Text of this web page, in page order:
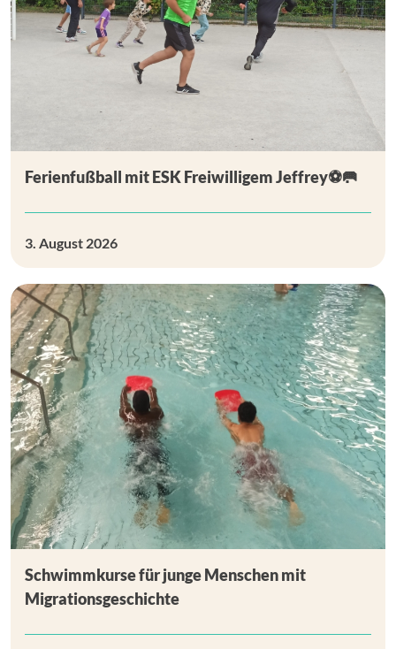
Ferienfußball mit ESK Freiwilligem Jeffrey⚽🥅
3. August 2026
Schwimmkurse für junge Menschen mit
Migrationsgeschichte